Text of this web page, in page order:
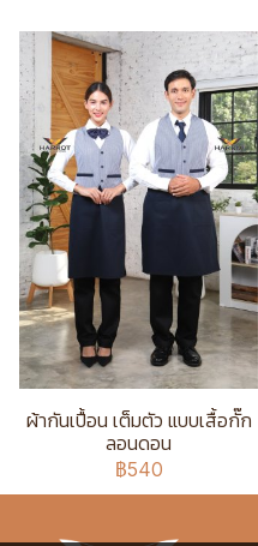
ผ้ากันเปื้อน เต็มตัว แบบเสื้อกั๊ก
ลอนดอน
฿540